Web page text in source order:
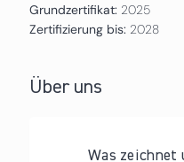
Grundzertifikat: 2025
Zertifizierung bis: 2028
Über uns
Was zeichnet